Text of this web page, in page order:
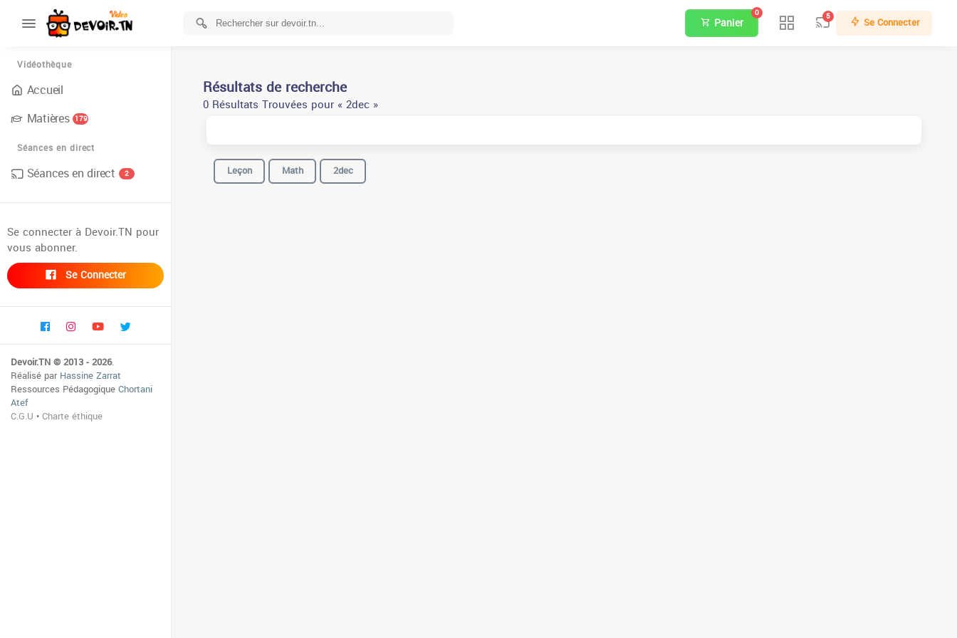
Vidéothèque
Accueil
Matières 179
Séances en direct
Séances en direct 2
Se connecter à Devoir.TN pour
vous abonner.
Se Connecter
Devoir.TN © 2013 - 2026.
Réalisé parHassine Zarrat
Ressources PédagogiqueChortani
Atef
C.G.U •Charte éthique
Panier
0 5 Se Connecter
Résultats de recherche
0 Résultats Trouvées pour « 2dec »
Leçon Math 2dec